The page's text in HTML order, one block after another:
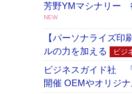
芳野YMマシナリー
NEW
【パーソナライズ
ルの力を加える
ビジ
ビジネスガイド社
開催 OEMやオリジ